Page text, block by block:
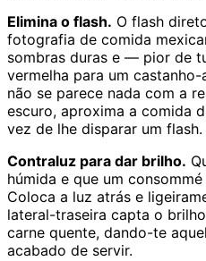
Elimina o flash. O flash
fotografia de comida
sombras duras e — pior de
vermelha para um
não se parece nada com a
escuro, aproxima a comida
vez de lhe disparar um flash.
Contraluz para dar brilho.
húmida e que um
Coloca a luz atrás e
lateral-traseira capta o
carne quente, dando-te
acabado de servir.